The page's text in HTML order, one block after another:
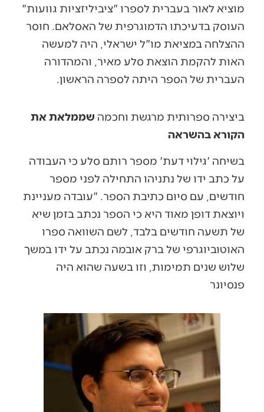
מוציא לאור בעברית לספרו "ציביליזציות גוועות"
העוסק בדעיכתו הדמוגרפית של האסלאם. חוסר
ההצלחה במציאת מו"ל ישראלי, היה למעשה
האות להקמת הוצאת סלע מאיר, והמהדורה
העברית של הספר היתה לספרה הראשון.
ביצירה ספרותית מרגשת וחכמה שממלאת את
הקורא בהשראה
בשיחה 'גילוי דעת' מספר רותם סלע כי העבודה
על כתב ידו של נתניהו התחילה לפני מספר
חודשים, עם סיום כתיבת הספר. "עובדה מעניינת
ויוצאת דופן מאוד היא כי הספר נכתב בזמן שיא
של תשעה חודשים בלבד, לשם השוואה ספרו
האוטוביוגרפי של ברק אובמה נכתב על ידו במשך
שלוש שנים תמימות, וזו בשעה שהוא היה
פנסיונר